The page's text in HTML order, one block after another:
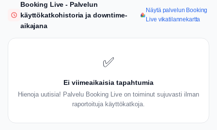
Booking Live - Palvelun
käyttökatkohistoria ja downtime-
aikajana
Näytä palvelun Booking
Live vikatilannekartta
✅
Ei viimeaikaisia tapahtumia
Hienoja uutisia! Palvelu Booking Live on toiminut sujuvasti ilman
raportoituja käyttökatkoja.